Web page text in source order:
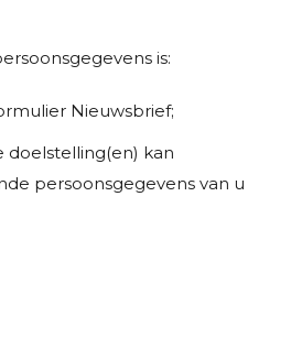
is:
Nieuwsbrief;
doelstelling(en) kan
persoonsgegevens van u